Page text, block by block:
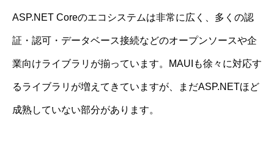
ASP.NET Coreのエコシステムは非常に広く、多くの認
証・認可・データベース接続などのオープンソースや企
業向けライブラリが揃っています。MAUIも徐々に対応す
るライブラリが増えてきていますが、まだASP.NETほど
成熟していない部分があります。